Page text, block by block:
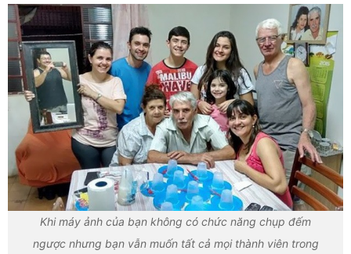
Khi máy ảnh của bạn không có chức năng chụp đếm
ngược nhưng bạn vẫn muốn tất cả mọi thành viên trong